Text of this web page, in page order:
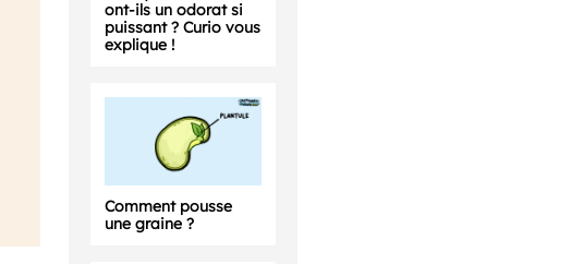
ont-ils un odorat si
puissant ? Curio vous
explique !
Comment pousse
une graine ?